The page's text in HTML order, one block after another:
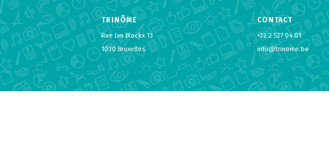
TRINÔME
Rue Jan Blockx 13
1030 Bruxelles
CONTACT
+32 2 527 04 01
info@trinome.be